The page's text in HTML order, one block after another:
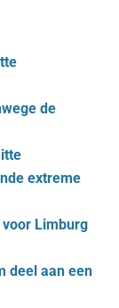
de
extreme
Limburg
deel aan een